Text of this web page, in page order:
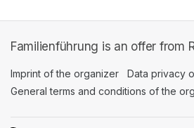
Familienführung is an offer from
Imprint of the organizer (opens in a
Data privacy
General terms and conditions of the